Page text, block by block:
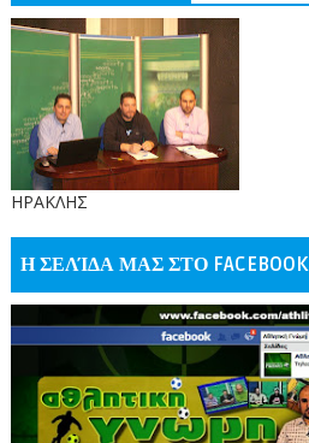
ΗΡΑΚΛΗΣ
Η ΣΕΛΊΔΑ ΜΑΣ ΣΤΟ FACEBOOK